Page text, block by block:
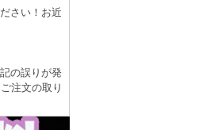
さい！お近
の誤りが発
注文の取り